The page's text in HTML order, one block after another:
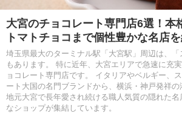
大宮のチョコレート専門店6選！本
トマトチョコまで個性豊かな名店
埼玉県最大のターミナル駅「大宮駅」周辺は、
もあります。 特に近年、大宮エリアで急速に充
ョコレート専門店です。 イタリアやベルギー、
ート大国の名門ブランドから、横浜・神戸発祥
地元大宮で長年愛され続ける職人気質の隠れた
なショップが集結しています。